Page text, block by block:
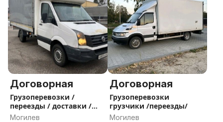
Договорная
Грузоперевозки /
переезды / доставки /
грузчики /вывоз мусора
Могилев
Договорная
Грузоперевозки
грузчики /переезды/
Могилев